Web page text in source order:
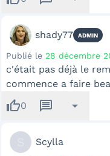
shady77 ADMIN
Publié le 28 décembre
c'était pas déjà le
commence a faire
thumb_up0 message arrow_drop_down
Scylla